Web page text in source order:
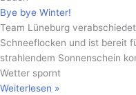
Bye bye Winter!
Team Lüneburg
Schneeflocken und ist bereit
strahlendem Sonnenschein
Wetter spornt
Weiterlesen »